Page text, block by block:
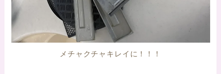
メチャクチャキレイに！！！